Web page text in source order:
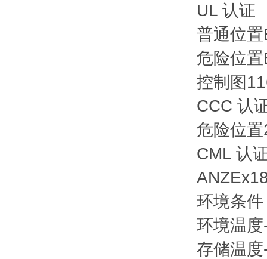
UL 认证
普通位置
危险位置
控制图
CCC 认
危险位置
CML 认
ANZEx
环境条件
环境温度
存储温度